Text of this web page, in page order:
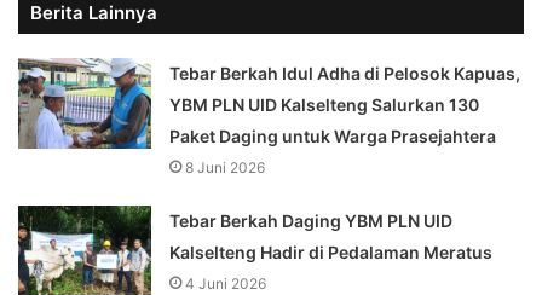
Berita Lainnya
Tebar Berkah Idul Adha di Pelosok Kapuas,
YBM PLN UID Kalselteng Salurkan 130
Paket Daging untuk Warga Prasejahtera
8 Juni 2026
Tebar Berkah Daging YBM PLN UID
Kalselteng Hadir di Pedalaman Meratus
4 Juni 2026